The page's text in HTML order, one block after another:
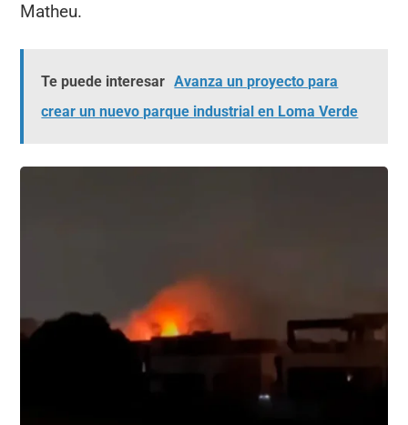
Matheu.
Te puede interesar Avanza un proyecto para
crear un nuevo parque industrial en Loma Verde